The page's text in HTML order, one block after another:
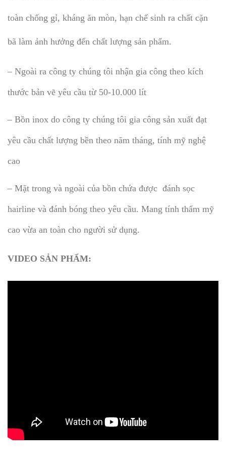
toàn chống gỉ, kháng ăn mòn, hạn chế sinh ra chất cặn
bã làm ảnh hưởng đến chất lượng sản phẩm.
– Ngoài ra công ty chúng tôi nhận gia công theo kích
thước bản vẽ yêu cầu từ 50-10.000 lít
– Bồn inox do công ty chúng tôi gia công sản xuất đạt
yêu cầu chất lượng bền theo năm tháng, tính mỹ nghệ
cao
– Mặt trong và ngoài của bồn chứa được đánh sọc
hairline và đánh bóng theo yêu cầu. Mang tính thẩm mỹ
cao vừa an toàn cho người sử dụng.
VIDEO SẢN PHẨM: